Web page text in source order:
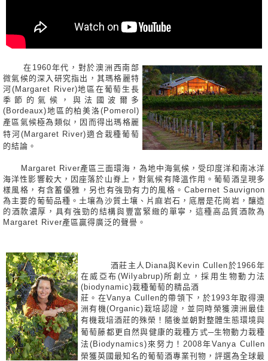
在1960年代，對於澳洲西南部
微氣候的深入研究指出，其瑪格麗特
河(Margaret River)地區在葡萄生長
季節的氣候，與法國波爾多
(Bordeaux)地區的柏美洛(Pomerol)
產區氣候極為類似，因而得出瑪格麗
特河(Margaret River)適合栽種葡萄
的結論。
Margaret River產區三面環海，為地中海氣候，受印度洋和南冰洋
海洋性影響較大，因座落於山脊上，對氣候有降溫作用。葡萄酒呈現多
樣風格，有含蓄優雅，另也有強勁有力的風格。Cabernet Sauvignon
為主要的葡萄品種。土壤為沙質土壤、片麻岩石，底層是花崗岩，釀造
的酒款濃厚，具有強勁的結構與豐富緊緻的單寧，這種高品質酒款為
Margaret River產區贏得廣泛的聲譽。
酒莊主人Diana與Kevin Cullen於1966年
在威亞布(Wilyabrup)所創立，採用生物動力法
(biodynamic)栽種葡萄的精品酒
莊。在Vanya Cullen的帶領下，於1993年取得澳
洲有機(Organic)栽培認證，並同時榮獲澳洲最佳
有機栽培酒莊的殊榮！隨後並朝對整體生態環境與
葡萄藤都更自然與健康的栽種方式─生物動力栽種
法(Biodynamics)來努力！2008年Vanya Cullen
榮獲英國最知名的葡萄酒專業刊物，評選為全球最